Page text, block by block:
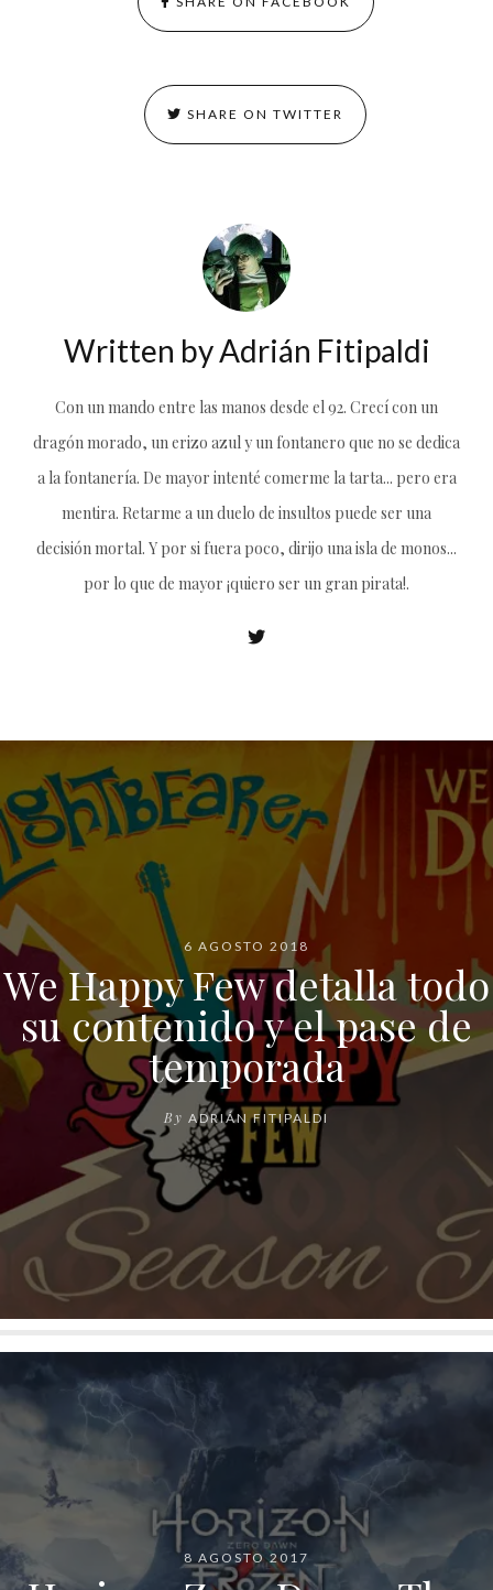
SHARE ON TWITTER
Written byAdrián Fitipaldi
Con un mando entre las manos desde el 92. Crecí con un
dragón morado, un erizo azul y un fontanero que no se dedica
a la fontanería. De mayor intenté comerme la tarta... pero era
mentira. Retarme a un duelo de insultos puede ser una
decisión mortal. Y por si fuera poco, dirijo una isla de monos...
por lo que de mayor ¡quiero ser un gran pirata!.
6 AGOSTO 2018
We Happy Few detalla todo
su contenido y el pase de
temporada
By ADRIÁN FITIPALDI
8 AGOSTO 2017